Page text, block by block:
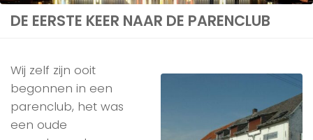
DE EERSTE KEER NAAR DE PARENCLUB
Wij zelf zijn ooit
begonnen in een
parenclub, het was
een oude